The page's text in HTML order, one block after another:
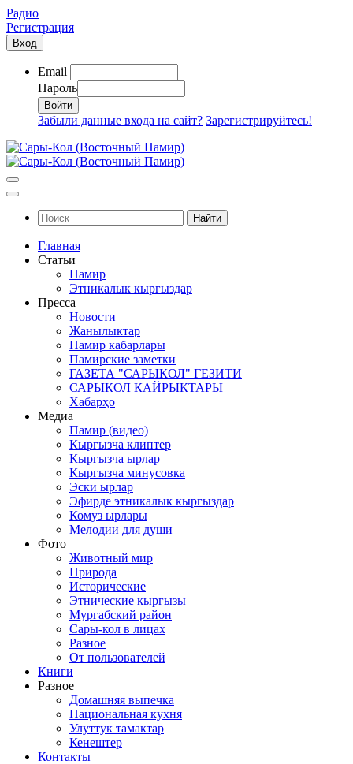
Радио
Регистрация
Вход
Email
Пароль
Забыли данные входа на сайт? Зарегистрируйтесь!
Найти
Главная
Статьи
Памир
Этникалык кыргыздар
Пресса
Новости
Жанылыктар
Памир кабарлары
Памирские заметки
ГАЗЕТА "САРЫКОЛ" ГЕЗИТИ
САРЫКОЛ КАЙРЫКТАРЫ
Хабарҳо
Медиа
Памир (видео)
Кыргызча клиптер
Кыргызча ырлар
Кыргызча минусовка
Эски ырлар
Эфирде этникалык кыргыздар
Комуз ырлары
Мелодии для души
Фото
Животный мир
Природа
Исторические
Этнические кыргызы
Мургабский район
Сары-кол в лицах
Разное
От пользователей
Книги
Разное
Домашняя выпечка
Национальная кухня
Улуттук тамактар
Кенештер
Контакты